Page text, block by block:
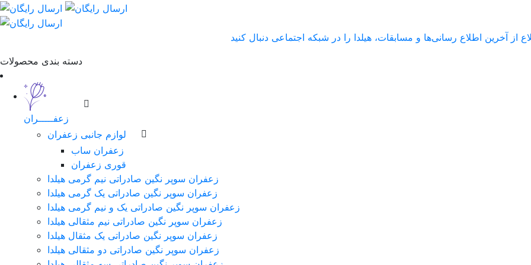
دسته بندی محصولات
زعفـــــران
لوازم جانبی زعفران
زعفران ساب
قوری زعفران
زعفران سوپر نگین صادراتی نیم گرمی هیلدا
زعفران سوپر نگین صادراتی یک گرمی هیلدا
زعفران سوپر نگین صادراتی یک و نیم گرمی هیلدا
زعفران سوپر نگین صادراتی نیم مثقالی هیلدا
زعفران سوپر نگین صادراتی یک مثقال هیلدا
زعفران سوپر نگین صادراتی دو مثقالی هیلدا